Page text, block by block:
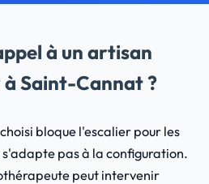
à un artisan
Saint-Cannat ?
bloque l'escalier pour les
pas à la configuration.
peut intervenir